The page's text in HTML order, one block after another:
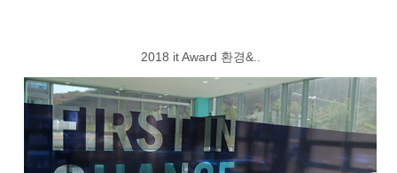
2018 it Award 환경&..